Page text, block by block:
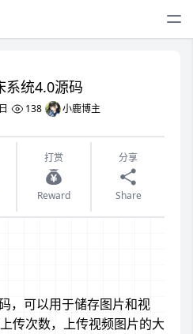
系统4.0源码
138 小鹿博主
打赏
Reward
分享
Share
，可以用于储存图片和视
传次数，上传视频图片的大